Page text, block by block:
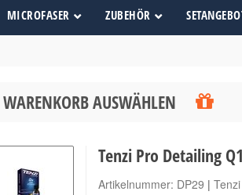
MICROFASER ZUBEHÖR
AUSWÄHLEN
Tenzi Pro Detailing
Artikelnummer: DP29 |